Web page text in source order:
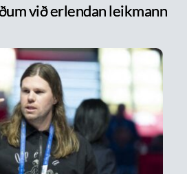
við erlendan leikmann